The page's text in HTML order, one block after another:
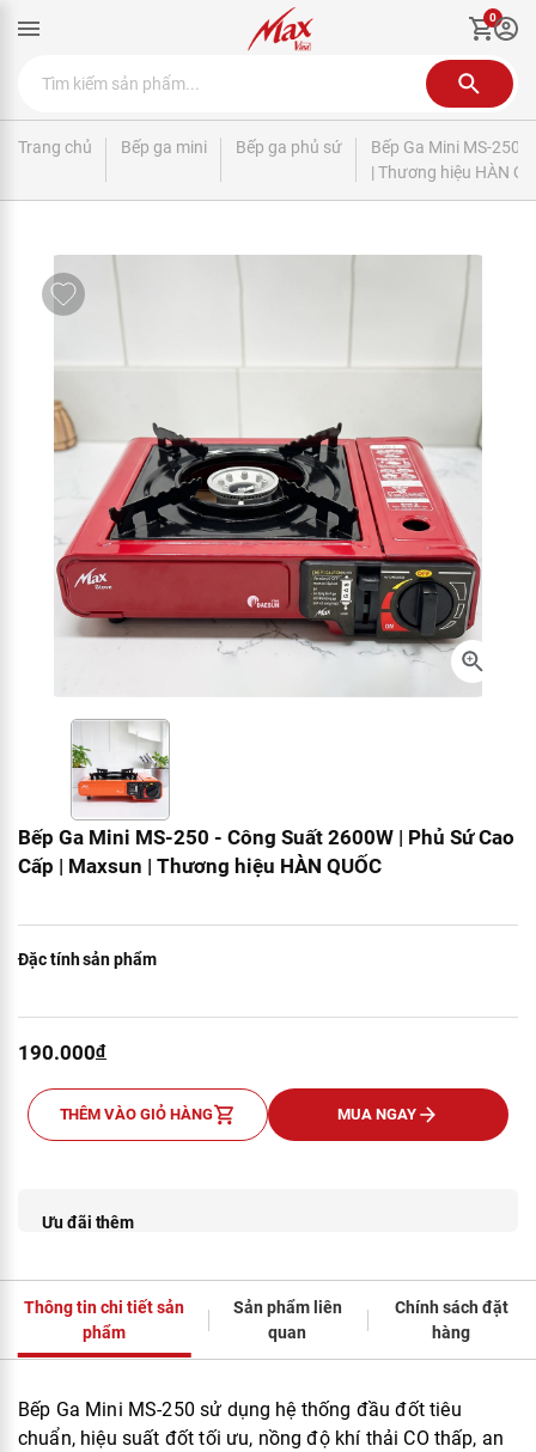
0
Trang chủ Bếp ga mini Bếp ga phủ sứ
Bếp Ga Mini MS-250
| Thương hiệu HÀN
Bếp Ga Mini MS-250 - Công Suất 2600W | Phủ Sứ Cao
Cấp | Maxsun | Thương hiệu HÀN QUỐC
Đặc tính sản phẩm
190.000đ
Ưu đãi thêm
Thông tin chi tiết sản
phẩm
Sản phẩm liên
quan
Chính sách đặt
hàng
Bếp Ga Mini MS-250 sử dụng hệ thống đầu đốt tiêu
chuẩn, hiệu suất đốt tối ưu, nồng độ khí thải CO thấp, an